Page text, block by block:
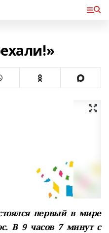
первый в мире
В 9 часов 7 минут с